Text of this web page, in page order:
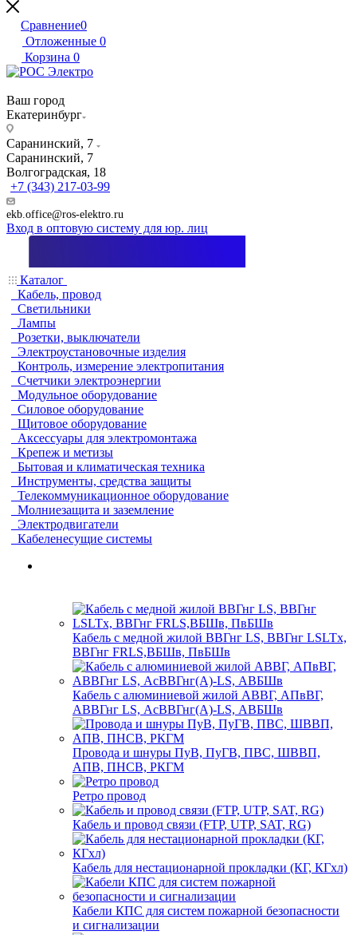
Сравнение0
Отложенные 0
Корзина 0
Ваш город
Екатеринбург
Саранинский, 7
Саранинский, 7
Волгоградская, 18
+7 (343) 217-03-99
ekb.office@ros-elektro.ru
Вход в оптовую систему для юр. лиц
Каталог
Кабель, провод
Светильники
Лампы
Розетки, выключатели
Электроустановочные изделия
Контроль, измерение электропитания
Счетчики электроэнергии
Модульное оборудование
Силовое оборудование
Щитовое оборудование
Аксессуары для электромонтажа
Крепеж и метизы
Бытовая и климатическая техника
Инструменты, средства защиты
Телекоммуникационное оборудование
Молниезащита и заземление
Электродвигатели
Кабеленесущие системы
Кабель с медной жилой ВВГнг LS, ВВГнг LSLTx,
ВВГнг FRLS,ВБШв, ПвБШв
Кабель с алюминиевой жилой АВВГ, АПвВГ,
АВВГнг LS, АсВВГнг(А)-LS, АВБШв
Провода и шнуры ПуВ, ПуГВ, ПВС, ШВВП,
АПВ, ПНСВ, РКГМ
Ретро провод
Кабель и провод связи (FTP, UTP, SAT, RG)
Кабель для нестационарной прокладки (КГ, КГхл)
Кабели КПС для систем пожарной безопасности
и сигнализации